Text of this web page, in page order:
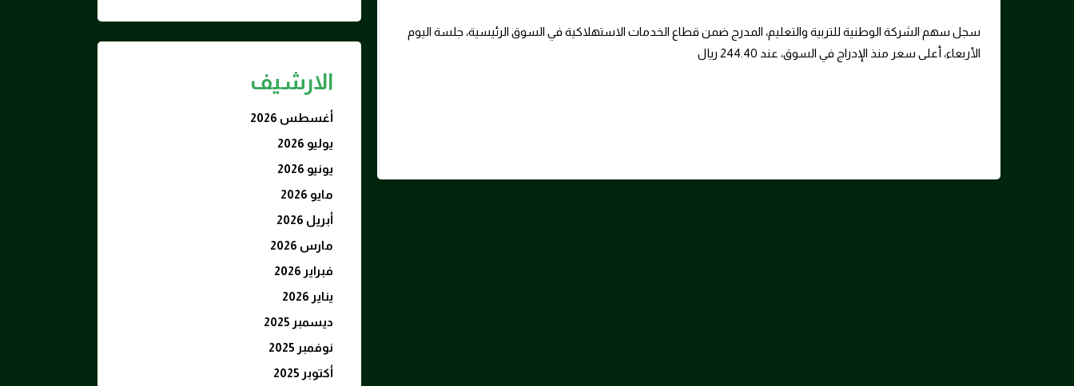
سجل سهم الشركة الوطنية للتربية والتعليم، المدرج ضمن قطاع الخدمات الاستهلاكية في السوق الرئيسية، جلسة اليوم
الأربعاء، أعلى سعر منذ الإدراج في السوق، عند 244.40 ريال
الارشيف
أغسطس 2026
يوليو 2026
يونيو 2026
مايو 2026
أبريل 2026
مارس 2026
فبراير 2026
يناير 2026
ديسمبر 2025
نوفمبر 2025
أكتوبر 2025